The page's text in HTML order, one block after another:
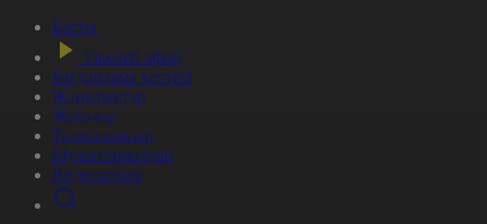
Басты
Тікелей эфир
Бағдарлама кестесі
Жаңалықтар
Жобалар
Телехикаялар
Мультсериалдар
Видеоархив